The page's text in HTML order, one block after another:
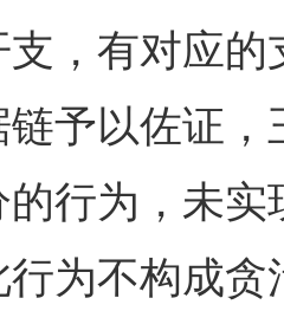
，有对应
予以佐证
行为，未
行为不构成贪